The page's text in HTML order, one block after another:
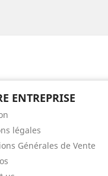
ENTREPRISE
légales
Générales de Vente